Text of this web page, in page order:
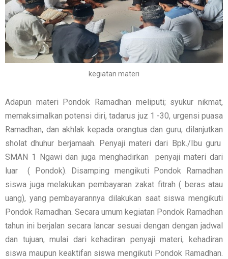
kegiatan materi
Adapun materi Pondok Ramadhan meliputi; syukur nikmat,
memaksimalkan potensi diri, tadarus juz 1 -30, urgensi puasa
Ramadhan, dan akhlak kepada orangtua dan guru, dilanjutkan
sholat dhuhur berjamaah. Penyaji materi dari Bpk./Ibu guru
SMAN 1 Ngawi dan juga menghadirkan penyaji materi dari
luar ( Pondok). Disamping mengikuti Pondok Ramadhan
siswa juga melakukan pembayaran zakat fitrah ( beras atau
uang), yang pembayarannya dilakukan saat siswa mengikuti
Pondok Ramadhan. Secara umum kegiatan Pondok Ramadhan
tahun ini berjalan secara lancar sesuai dengan dengan jadwal
dan tujuan, mulai dari kehadiran penyaji materi, kehadiran
siswa maupun keaktifan siswa mengikuti Pondok Ramadhan.